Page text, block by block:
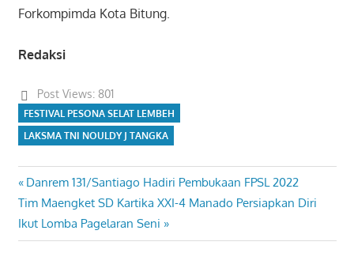
Forkompimda Kota Bitung.
Redaksi
Post Views: 801
FESTIVAL PESONA SELAT LEMBEH
LAKSMA TNI NOULDY J TANGKA
Navigasi
pos
Previous
Post:
Danrem 131/Santiago Hadiri Pembukaan FPSL 2022
Next
Post:
Tim Maengket SD Kartika XXI-4 Manado Persiapkan Diri
Ikut Lomba Pagelaran Seni